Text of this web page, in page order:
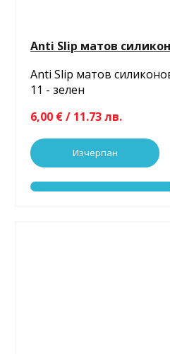
Anti Slip матов
Anti Slip матов
11 - зелен
6,00 € / 11.73 лв.
Изчерпан